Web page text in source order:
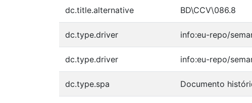
dc.title.alternative BD\CCV\086.8
dc.type.driver info:eu-repo/
dc.type.driver info:eu-repo/
dc.type.spa Documento